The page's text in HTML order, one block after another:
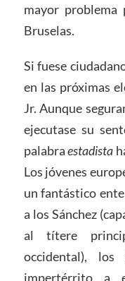
mayor
Bruselas.
Si fuese
en las próximas
Jr. Aunque
ejecutase su
palabraestadista
Los jóvenes
un fantástico
a los Sánchez
al títere
occidental), los
impertérrito a